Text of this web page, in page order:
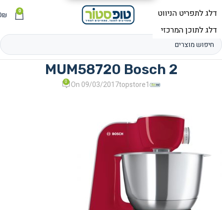
תפריט 0
₪
MUM58720 Bosch 2
topstore1
On 09/03/2017
0